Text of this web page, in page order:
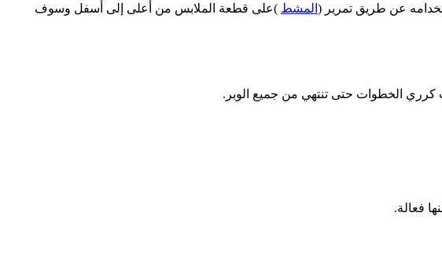
عن طريق تمرير ( المشط )على قطعة الملابس من أعلى إلى أسفل وسوف
الخطوات حتى تنتهي من جميع الوبر.
فعالة.